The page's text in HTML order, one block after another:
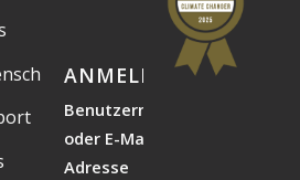
ANMELDESTATUS
Benutzername
oder E-Mail-
Adresse